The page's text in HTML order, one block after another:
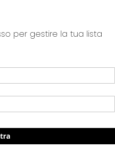
per gestire la tua lista